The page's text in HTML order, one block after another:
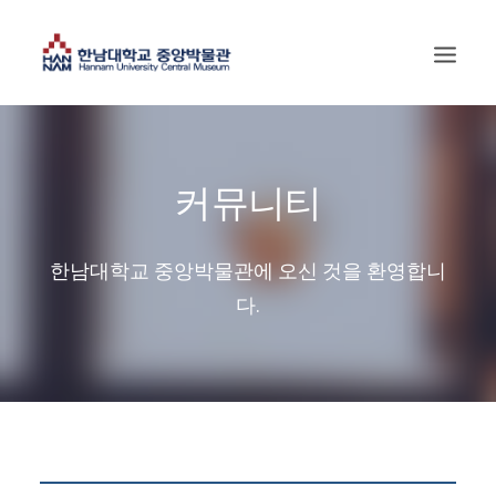
커뮤니티
한남대학교 중앙박물관에 오신 것을 환영합니
다.